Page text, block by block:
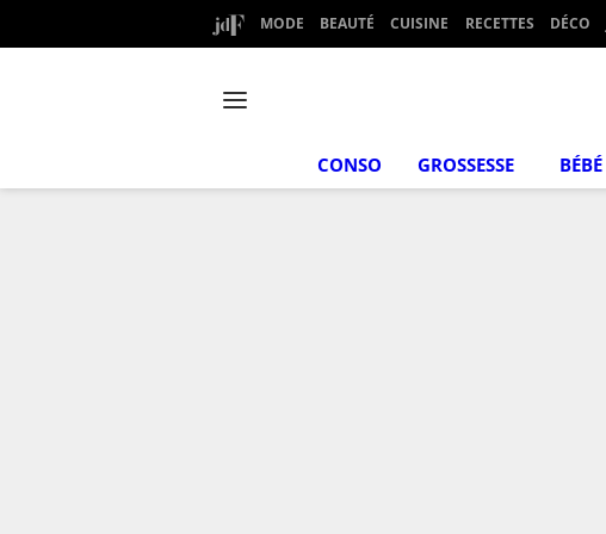
MODE BEAUTÉ CUISINE RECETTES DÉCO
CONSO GROSSESSE BÉBÉ